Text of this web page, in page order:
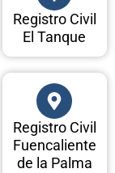
Registro Civil
El Tanque
Registro Civil
Fuencaliente
de la Palma